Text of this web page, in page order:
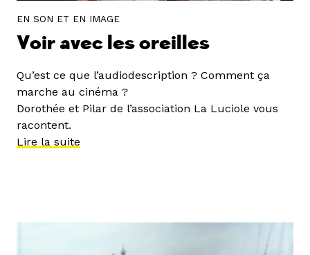
EN SON ET EN IMAGE
Voir avec les oreilles
Qu’est ce que l’audiodescription ? Comment ça
marche au cinéma ?
Dorothée et Pilar de l’association La Luciole vous
racontent.
Lire la suite